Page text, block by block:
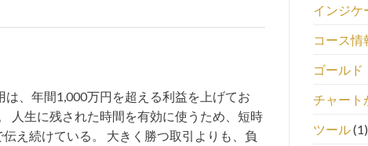
、年間1,000万円を超える利益を上げてお
人生に残された時間を有効に使うため、短時
え続けている。 大きく勝つ取引よりも、負
インジケ
コース情
ゴールド
チャート
ツール(1)